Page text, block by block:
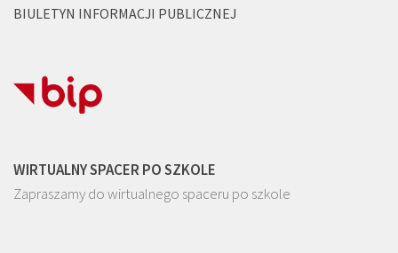
BIULETYN INFORMACJI PUBLICZNEJ
WIRTUALNY SPACER PO SZKOLE
Zapraszamy do wirtualnego spaceru po szkole